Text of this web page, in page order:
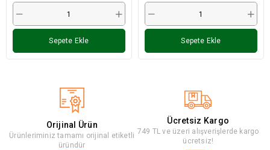
Sepete Ekle Sepete Ekle
Orijinal Ürün
Ürünleriminiz tamamı orijinal etiketli
üründür
Ücretsiz Kargo
749 TL ve üzeri alışverişlerde kargo
ücretsiz!